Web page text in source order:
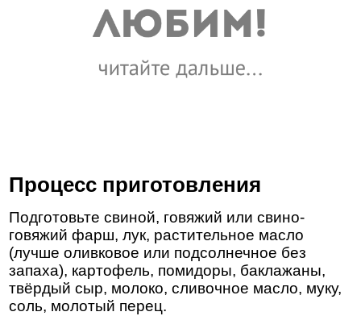
Процесс приготовления
Подготовьте свиной, говяжий или свино-
говяжий фарш, лук, растительное масло
(лучше оливковое или подсолнечное без
запаха), картофель, помидоры, баклажаны,
твёрдый сыр, молоко, сливочное масло, муку,
соль, молотый перец.